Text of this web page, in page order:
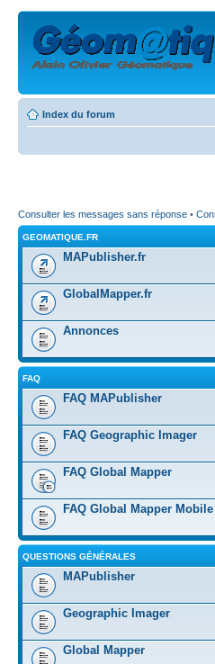
Index du forum
Consulter les messages sans réponse •
GEOMATIQUE.FR
MAPublisher.fr
GlobalMapper.fr
Annonces
FAQ
FAQ MAPublisher
FAQ Geographic Imager
FAQ Global Mapper
FAQ Global Mapper Mobile
QUESTIONS GÉNÉRALES
MAPublisher
Geographic Imager
Global Mapper